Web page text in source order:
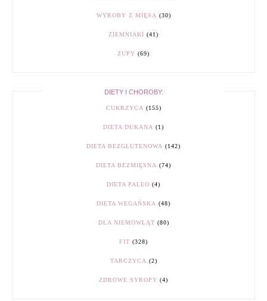
WYROBY Z MIĘSA (30)
ZIEMNIAKI (41)
ZUPY (69)
DIETY I CHOROBY:
CUKRZYCA (155)
DIETA DUKANA (1)
DIETA BEZGLUTENOWA (142)
DIETA BEZMIĘSNA (74)
DIETA PALEO (4)
DIETA WEGAŃSKA (48)
DLA NIEMOWLĄT (80)
FIT (328)
TARCZYCA (2)
ZDROWE SYROPY (4)